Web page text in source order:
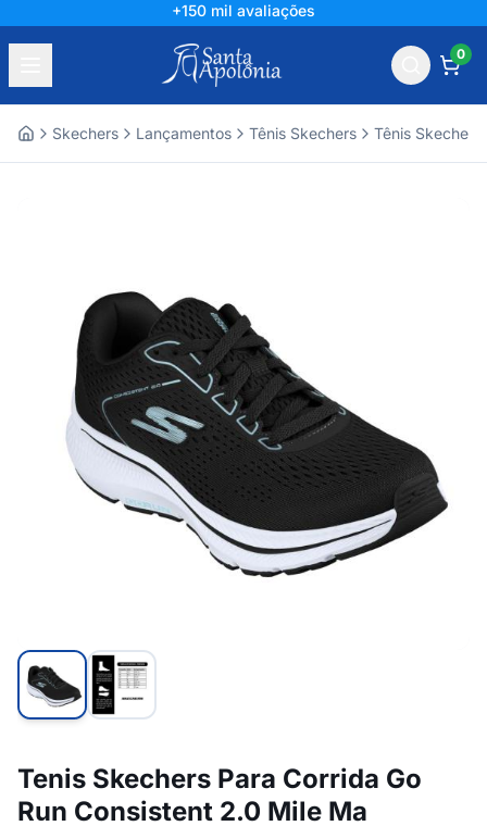
+150 mil avaliações
0
Skechers Lançamentos Tênis Skechers Tênis Skechers
Tenis Skechers Para Corrida Go
Run Consistent 2.0 Mile Ma